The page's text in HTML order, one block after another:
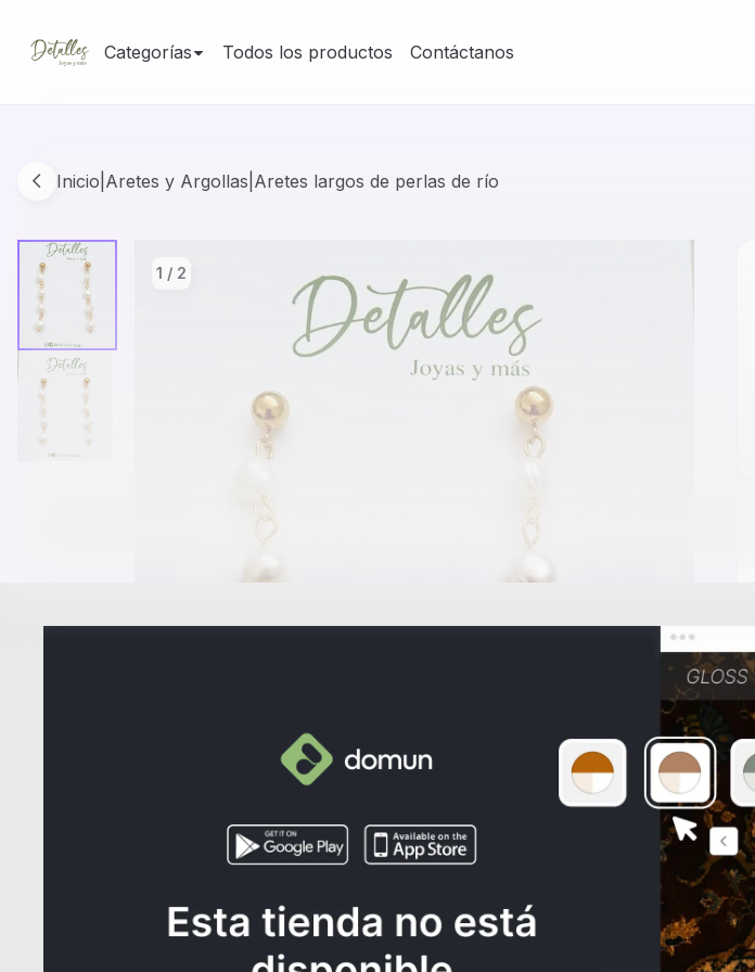
Categorías Todos los productos Contáctanos
Inicio Aretes y Argollas Aretes largos de perlas de río
1 / 2